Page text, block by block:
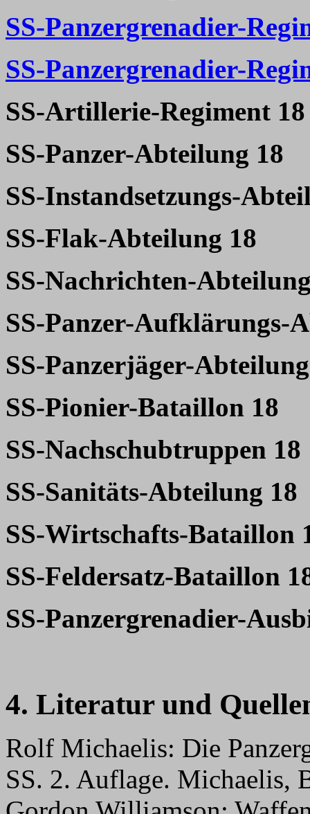
SS-Panzergrenadier-
SS-Panzergrenadier-
SS-Artillerie-Regiment 18
SS-Panzer-Abteilung 18
SS-Instandsetzungs-
SS-Flak-Abteilung 18
SS-Nachrichten-
SS-Panzer-Aufklärungs-
SS-Panzerjäger-
SS-Pionier-Bataillon 18
SS-Nachschubtruppen 18
SS-Sanitäts-Abteilung 18
SS-Wirtschafts-Bataillon
SS-Feldersatz-Bataillon
SS-Panzergrenadier-
4. Literatur und
Rolf Michaelis: Die
SS. 2. Auflage. Michaelis,